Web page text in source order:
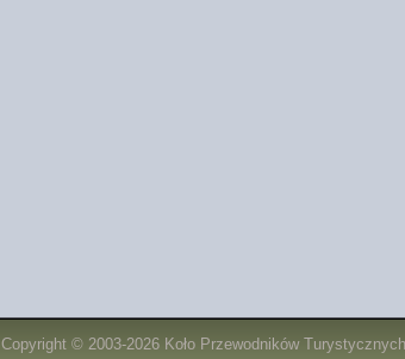
Copyright © 2003-2026 Koło Przewodników Turystycznych